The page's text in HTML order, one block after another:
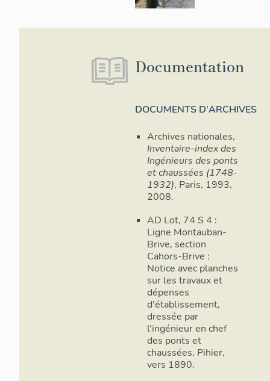
Documentation
DOCUMENTS D'ARCHIVES
Archives nationales,
Inventaire-index des
Ingénieurs des ponts
et chaussées (1748-
1932), Paris, 1993,
2008.
AD Lot, 74 S 4 :
Ligne Montauban-
Brive, section
Cahors-Brive :
Notice avec planches
sur les travaux et
dépenses
d'établissement,
dressée par
l'ingénieur en chef
des ponts et
chaussées, Pihier,
vers 1890.